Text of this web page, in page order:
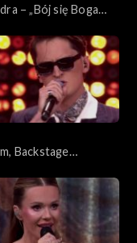
– „Bój się Boga
„Debiuty”
Backstage
KFPP: Koncert